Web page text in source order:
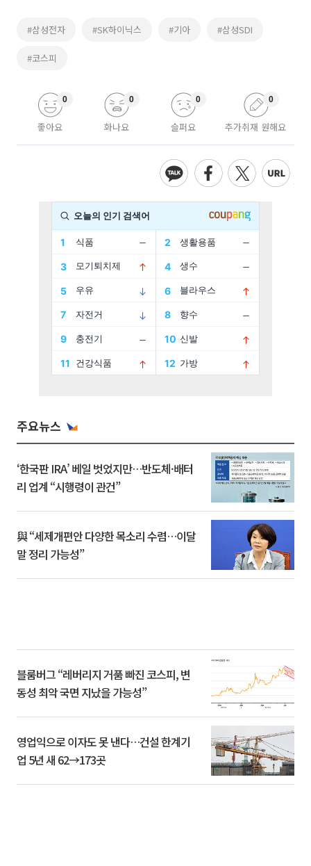
#삼성전자 #SK하이닉스 #기아 #삼성SDI
#코스피
좋아요
0
화나요
0
슬퍼요
0
추가취재 원해요
0
주요뉴스
‘한국판 IRA’ 베일 벗었지만…반도체·배터
리 업계 “시행령이 관건”
與 “세제개편안 다양한 목소리 수렴…이달
말 정리 가능성”
블룸버그 “레버리지 거품 빠진 코스피, 변
동성 최악 국면 지났을 가능성”
영업익으로 이자도 못 낸다…건설 한계기
업 5년 새 62→173곳